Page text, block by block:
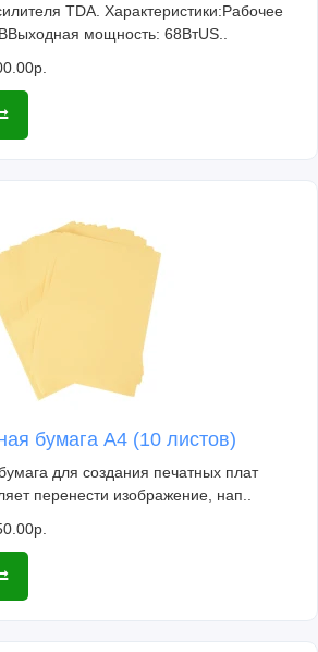
TDA. Характеристики:Рабочее
мощность: 68ВтUS..
бумага А4 (10 листов)
для создания печатных плат
перенести изображение, нап..